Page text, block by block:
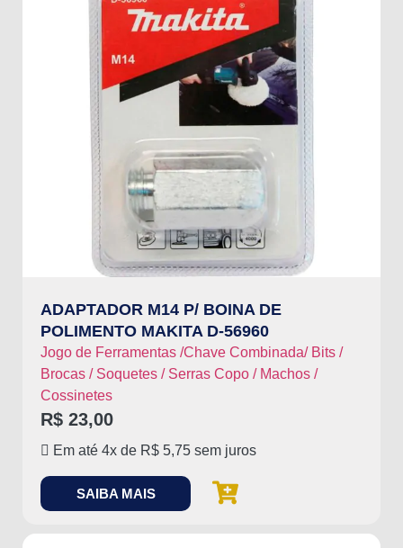
ADAPTADOR M14 P/ BOINA DE
POLIMENTO MAKITA D-56960
Jogo de Ferramentas /Chave Combinada/ Bits /
Brocas / Soquetes / Serras Copo / Machos /
Cossinetes
R$ 23,00
Em até 4x de R$ 5,75 sem juros
SAIBA MAIS